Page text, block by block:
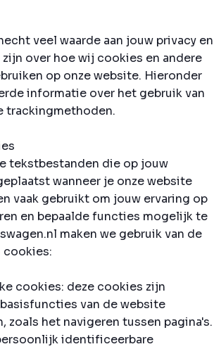
veel waarde aan jouw privacy en
over hoe wij cookies en andere
op onze website. Hieronder
informatie over het gebruik van
trackingmethoden.
tekstbestanden die op jouw
wanneer je onze website
vaak gebruikt om jouw ervaring op
en bepaalde functies mogelijk te
maken we gebruik van de
cookies: deze cookies zijn
van de website
zoals het navigeren tussen pagina's.
identificeerbare